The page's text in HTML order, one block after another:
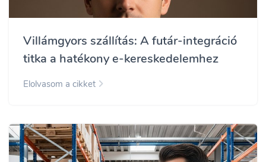
Villámgyors szállítás: A futár-integráció
titka a hatékony e-kereskedelemhez
Elolvasom a cikket